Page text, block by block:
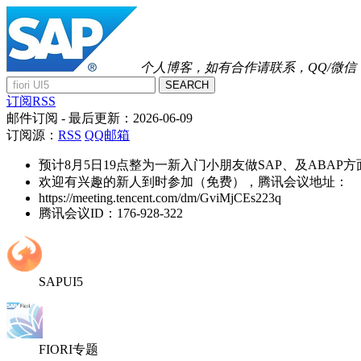
个人博客，如有合作请联系，QQ/微信
SEARCH
订阅RSS
邮件订阅 - 最后更新： 2026-06-09
订阅源： RSS QQ邮箱
预计8月5日19点整为一新入门小朋友做SAP、及ABAP方
欢迎有兴趣的新人到时参加（免费），腾讯会议地址：
https://meeting.tencent.com/dm/GviMjCEs223q
腾讯会议ID：176-928-322
SAPUI5
FIORI专题